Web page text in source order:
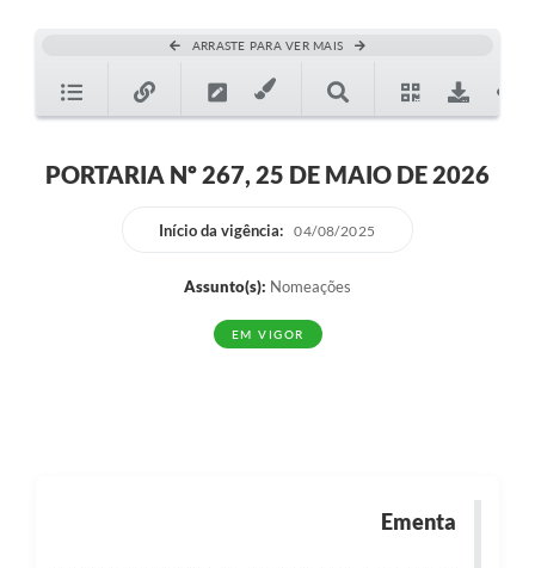
ARRASTE PARA VER MAIS
PORTARIA Nº 267, 25 DE MAIO DE 2026
Início da vigência: 04/08/2025
Assunto(s): Nomeações
EM VIGOR
Ementa